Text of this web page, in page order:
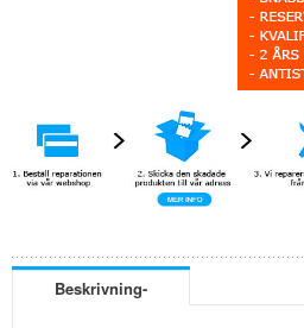
Beskrivning-